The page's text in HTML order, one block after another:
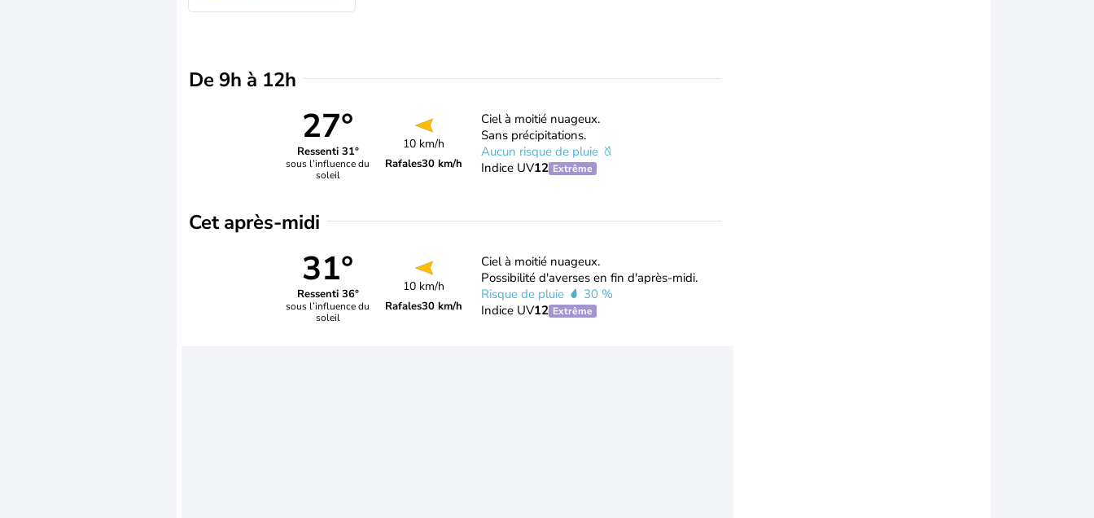
De 9h à 12h
27°
Ressenti 31°
sous l’influence du
soleil
10 km/h
Rafales30 km/h
Ciel à moitié nuageux.
Sans précipitations.
Aucun risque de pluie
Indice UV12 Extrême
Cet après-midi
31°
Ressenti 36°
sous l’influence du
soleil
10 km/h
Rafales30 km/h
Ciel à moitié nuageux.
Possibilité d'averses en fin d'après-midi.
Risque de pluie
30 %
Indice UV12 Extrême